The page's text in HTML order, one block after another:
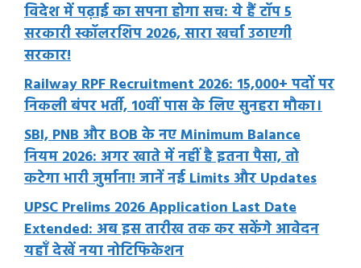
विदेश में पढ़ाई का सपना होगा सच: ये हैं टॉप 5
सरकारी स्कॉलरशिप 2026, सारा खर्चा उठाएगी
सरकार!
Railway RPF Recruitment 2026: 15,000+ पदों पर
निकली बंपर भर्ती, 10वीं पास के लिए सुनहरा मौका।
SBI, PNB और BOB के नए Minimum Balance
नियम 2026: अगर खाते में नहीं है इतना पैसा, तो
कटेगा भारी जुर्माना! जानें नई Limits और Updates
UPSC Prelims 2026 Application Last Date
Extended: अब इस तारीख तक कर सकेंगे आवेदन
यहाँ देखें नया नोटिफिकेशन